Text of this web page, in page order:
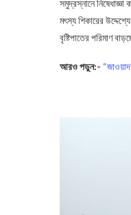
সমুদ্রস্নানে
মৎস্য শিকারের
বৃষ্টিপাতের পরিমাণ
আরও পড়ুন:-